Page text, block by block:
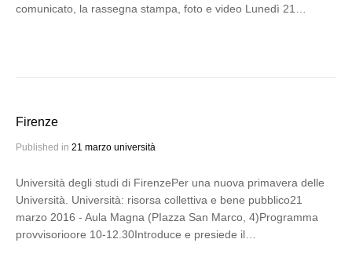
comunicato, la rassegna stampa, foto e video Lunedì 21…
Firenze
Published in 21 marzo università
Università degli studi di FirenzePer una nuova primavera delle
Università. Università: risorsa collettiva e bene pubblico21
marzo 2016 - Aula Magna (PIazza San Marco, 4)Programma
provvisorioore 10-12.30Introduce e presiede il…